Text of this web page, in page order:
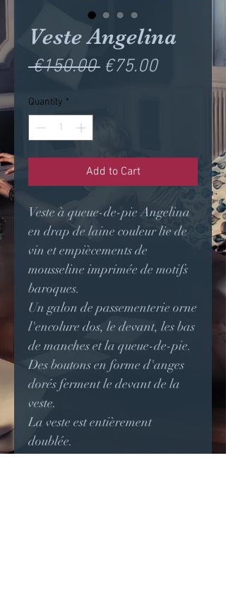
Veste Angelina
€150.00 Regular
€75.00Sale
Quantity *
Add to Cart
Veste à queue-de-pie Angelina
en drap de laine couleur lie de
vin et empiècements de
mousseline imprimée de motifs
baroques.
Un galon de passementerie orne
l'encolure dos, le devant, les bas
de manches et la queue-de-pie.
Des boutons en forme d'anges
dorés ferment le devant de la
veste.
La veste est entièrement
doublée.